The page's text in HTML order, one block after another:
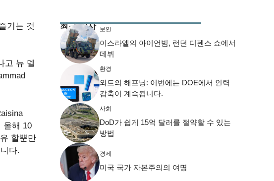
기는 것
고 뉴 델
올해 10
할뿐만
다.
최근 기사 보안
이스라엘의 아이언빔, 런던 디펜스 쇼에서
데뷔
환경
와트의 해프닝: 이번에는 DOE에서 인력
감축이 계속됩니다.
사회
DoD가 쉽게 15억 달러를 절약할 수 있는
방법
경제
미국 국가 자본주의의 여명